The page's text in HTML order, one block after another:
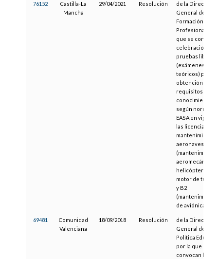
76152
Castilla-La
Mancha
29/04/2021 Resolución
de la Dirección
General de
Formación
Profesional, por
que se convoca
celebración de
pruebas libres
(exámenes
teóricos) para la
obtención de
requisitos de
conocimientos
según
EASA en vigor,
las licencias de
mantenimiento
aeronaves B1.3
(mantenimiento
aeromecánico
helicópteros
motor de
y B2
(mantenimiento
de aviónica)
69481
Comunidad
Valenciana
18/09/2018 Resolución
de la Dirección
General de
Política
por la que se
convocan las